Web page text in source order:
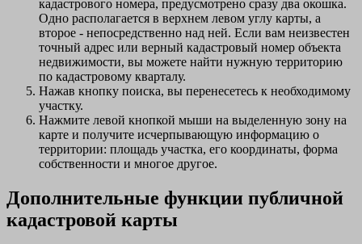
кадастрового номера, предусмотрено сразу два окошка.
Одно располагается в верхнем левом углу карты, а
второе - непосредственно над ней. Если вам неизвестен
точный адрес или верный кадастровый номер объекта
недвижимости, вы можете найти нужную территорию
по кадастровому кварталу.
Нажав кнопку поиска, вы перенесетесь к необходимому
участку.
Нажмите левой кнопкой мыши на выделенную зону на
карте и получите исчерпывающую информацию о
территории: площадь участка, его координаты, форма
собственности и многое другое.
Дополнительные функции публичной
кадастровой карты